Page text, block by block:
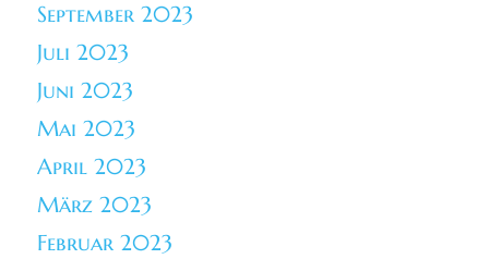
September 2023
Juli 2023
Juni 2023
Mai 2023
April 2023
März 2023
Februar 2023